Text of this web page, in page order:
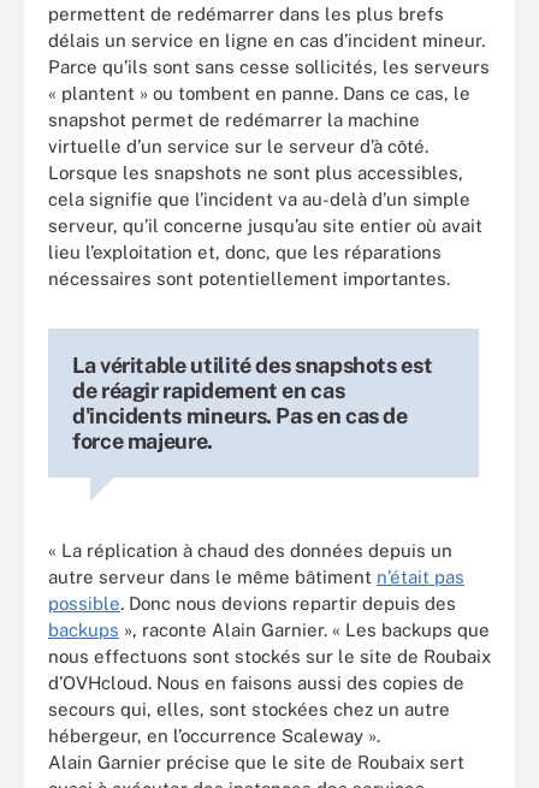
permettent de redémarrer dans les plus brefs
délais un service en ligne en cas d’incident mineur.
Parce qu’ils sont sans cesse sollicités, les serveurs
« plantent » ou tombent en panne. Dans ce cas, le
snapshot permet de redémarrer la machine
virtuelle d’un service sur le serveur d’à côté.
Lorsque les snapshots ne sont plus accessibles,
cela signifie que l’incident va au-delà d’un simple
serveur, qu’il concerne jusqu’au site entier où avait
lieu l’exploitation et, donc, que les réparations
nécessaires sont potentiellement importantes.
La véritable utilité des snapshots est
de réagir rapidement en cas
d'incidents mineurs. Pas en cas de
force majeure.
« La réplication à chaud des données depuis un
autre serveur dans le même bâtiment n’était pas
possible. Donc nous devions repartir depuis des
backups », raconte Alain Garnier. « Les backups que
nous effectuons sont stockés sur le site de Roubaix
d’OVHcloud. Nous en faisons aussi des copies de
secours qui, elles, sont stockées chez un autre
hébergeur, en l’occurrence Scaleway ».
Alain Garnier précise que le site de Roubaix sert